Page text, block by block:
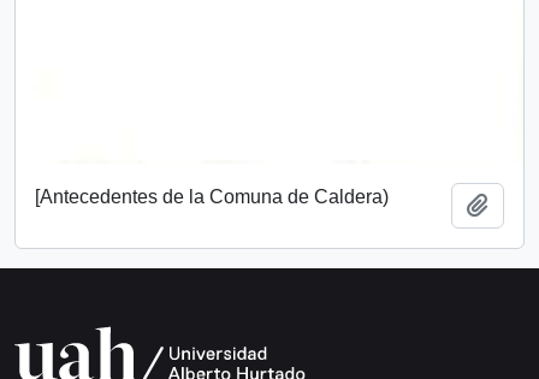
[Antecedentes de la Comuna de Caldera)